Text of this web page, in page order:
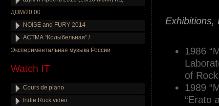
Exhibitions,
1986
of
1989
“Erato
ДОМ/20.00
NOISE and FURY 2014
АСТМА “Колыбельная” /
Экспериментальная музыка России
Watch IT
Cours de piano
Indie Rock video